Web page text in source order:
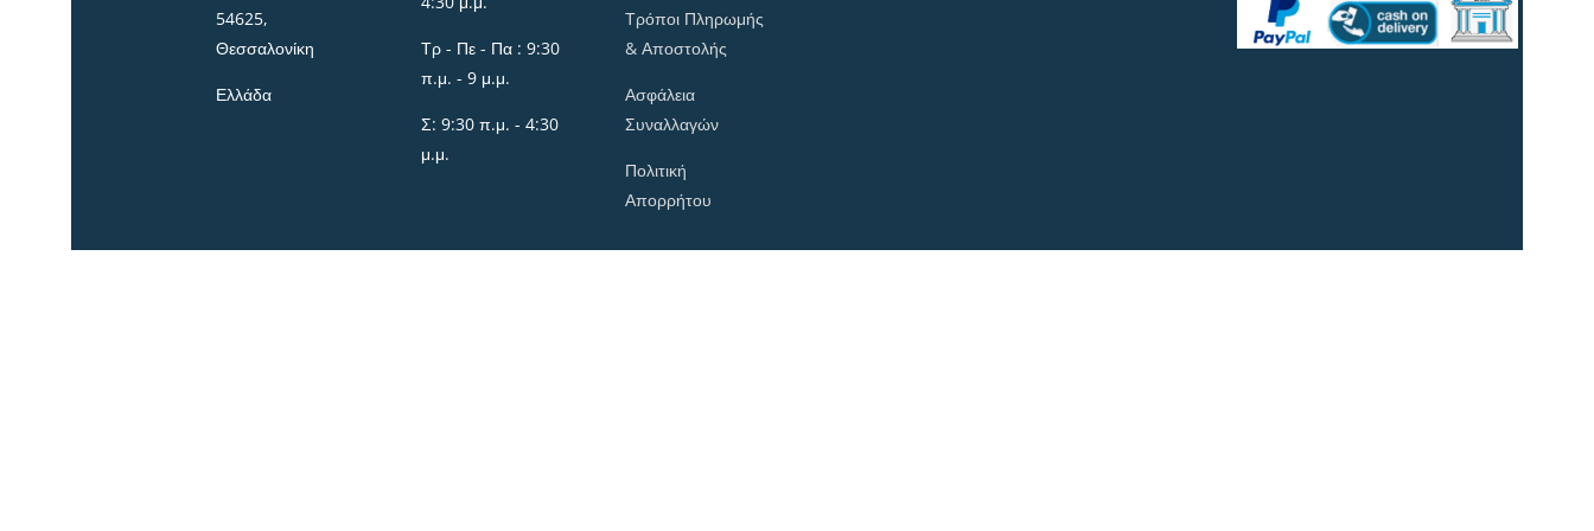
54625,
Θεσσαλονίκη
Ελλάδα
Τρ - Πε - Πα : 9:30
π.μ. - 9 μ.μ.
Σ: 9:30 π.μ. - 4:30
μ.μ.
Τρόποι Πληρωμής
& Αποστολής
Ασφάλεια
Συναλλαγών
Πολιτική
Απορρήτου